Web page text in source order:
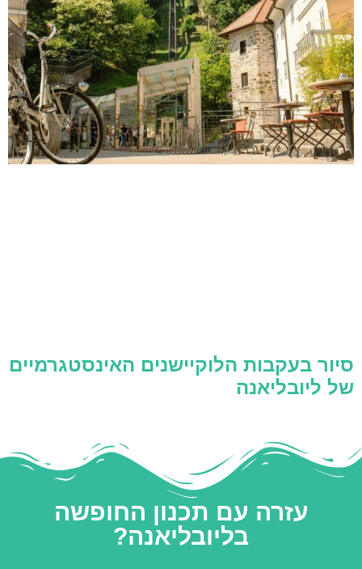
סיור בעקבות הלוקיישנים האינסטגרמיים
של ליובליאנה
עזרה עם תכנון החופשה
בליובליאנה?